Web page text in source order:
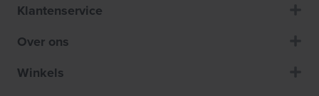
Klantenservice
Over ons
Winkels